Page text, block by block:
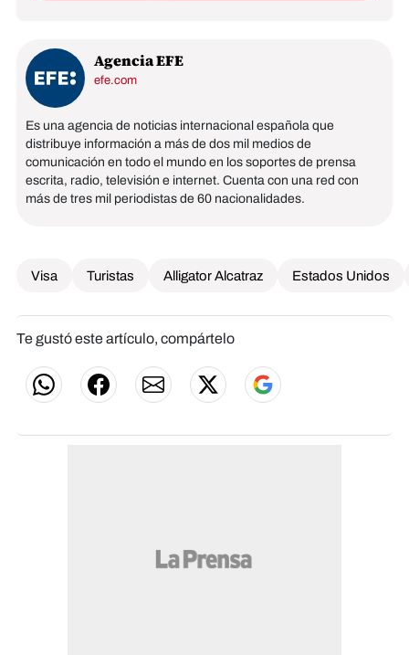
Agencia EFE
efe.com
Es una agencia de noticias internacional española que
distribuye información a más de dos mil medios de
comunicación en todo el mundo en los soportes de prensa
escrita, radio, televisión e internet. Cuenta con una red con
más de tres mil periodistas de 60 nacionalidades.
Visa Turistas Alligator Alcatraz Estados Unidos
Te gustó este artículo, compártelo